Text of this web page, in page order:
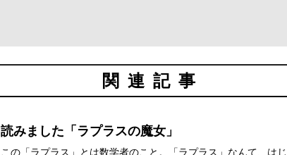
関連記事
読みました「ラプラスの魔女」
この「ラプラス」とは数学者のこと。「ラプラス」なんて、は